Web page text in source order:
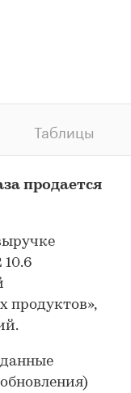
Таблицы
продается
продуктов»,
данные